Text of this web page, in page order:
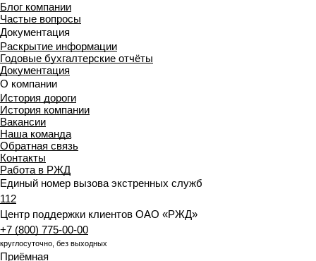
Блог компании
Частые вопросы
Документация
Раскрытие информации
Годовые бухгалтерские отчёты
Документация
О компании
История дороги
История компании
Вакансии
Наша команда
Обратная связь
Контакты
Работа в РЖД
Единый номер вызова экстренных служб
112
Центр поддержки клиентов ОАО «РЖД»
+7 (800) 775-00-00
круглосуточно, без выходных
Приёмная